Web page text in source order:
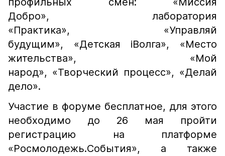
Добро», лаборатория
«Практика», «Управляй
будущим», «Детская iВолга», «Место
жительства», «Мой
народ», «Творческий процесс», «Делай
дело».
Участие в форуме бесплатное, для этого
необходимо до 26 мая пройти
регистрацию на платформе
«Росмолодежь.События», а также